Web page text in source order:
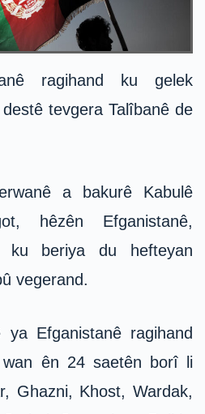
ragihand ku gelek
tevgera Talîbanê de
a bakurê Kabulê
hêzên Efganistanê,
ku beriya du hefteyan
vegerand.
ya Efganistanê ragihand
ên 24 saetên borî li
Ghazni, Khost, Wardak,